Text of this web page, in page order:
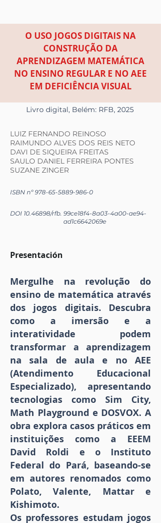
O USO JOGOS DIGITAIS NA
CONSTRUÇÃO DA
APRENDIZAGEM MATEMÁTICA
NO ENSINO REGULAR E NO AEE
EM DEFICIÊNCIA VISUAL
Livro digital, Belém: RFB, 2025
LUIZ FERNANDO REINOSO
RAIMUNDO ALVES DOS REIS NETO
DAVI DE SIQUEIRA FREITAS
SAULO DANIEL FERREIRA PONTES
SUZANE ZINGER
ISBN nº978-65-5889-986-0
DOI 10.46898/rfb. 99ce18f4-8a03-4a00-ae94-
ad1c6642069e
Presentación
Mergulhe na revolução do
ensino de matemática através
dos jogos digitais. Descubra
como a imersão e a
interatividade podem
transformar a aprendizagem
na sala de aula e no AEE
(Atendimento Educacional
Especializado), apresentando
tecnologias como Sim City,
Math Playground e DOSVOX. A
obra explora casos práticos em
instituições como a EEEM
David Roldi e o Instituto
Federal do Pará, baseando-se
em autores renomados como
Polato, Valente, Mattar e
Kishimoto.
Os professores estudam jogos